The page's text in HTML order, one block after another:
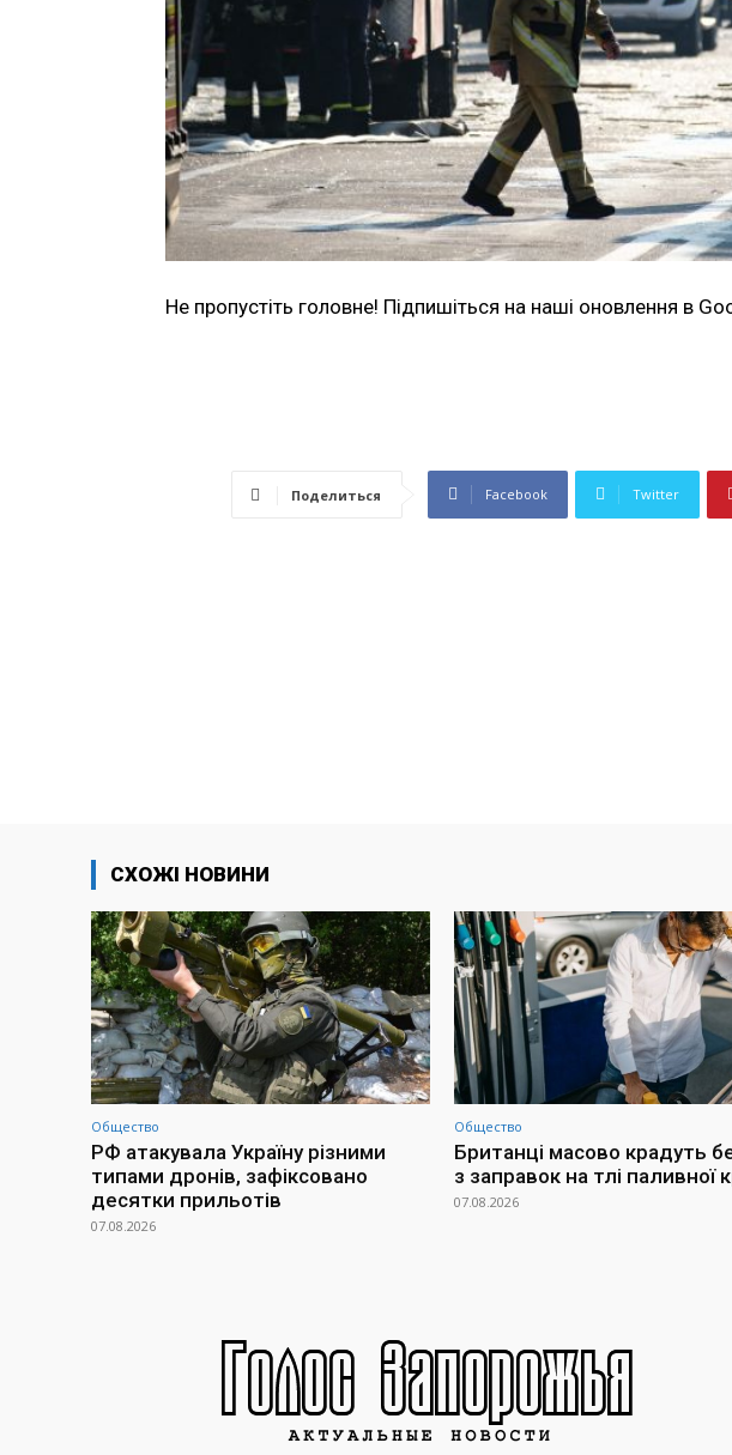
Не пропустіть головне! Підпишіться на наші оновлення в
Поделиться Facebook Twitter
СХОЖІ НОВИНИ
Общество
РФ атакувала Україну різними
типами дронів, зафіксовано
десятки прильотів
07.08.2026
Общество
Британці масово крадуть
з заправок на тлі паливної
07.08.2026